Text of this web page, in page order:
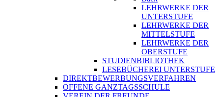
LEHRWERKE DER
UNTERSTUFE
LEHRWERKE DER
MITTELSTUFE
LEHRWERKE DER
OBERSTUFE
STUDIENBIBLIOTHEK
LESEBÜCHEREI UNTERSTUFE
DIREKTBEWERBUNGSVERFAHREN
OFFENE GANZTAGSSCHULE